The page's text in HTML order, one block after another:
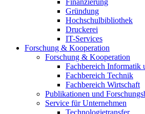
Finanzierung
Gründung
Hochschulbibliothek
Druckerei
IT-Services
Forschung & Kooperation
Forschung & Kooperation
Fachbereich Informatik
Fachbereich Technik
Fachbereich Wirtschaft
Publikationen und
Service für Unternehmen
Technologietransfer